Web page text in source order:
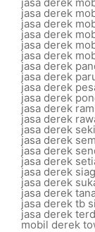
jasa derek
jasa derek
jasa derek
jasa derek
jasa derek
jasa derek
jasa derek
jasa derek
jasa derek
jasa derek
jasa derek
jasa derek
jasa derek
jasa derek
jasa derek
jasa derek
jasa derek
jasa derek
jasa derek tb
jasa derek
mobil derek